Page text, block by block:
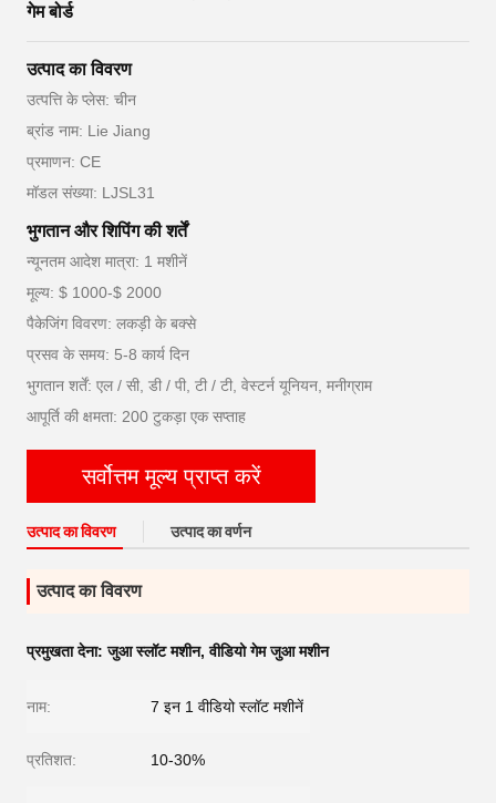
गेम बोर्ड
उत्पाद का विवरण
उत्पत्ति के प्लेस: चीन
ब्रांड नाम: Lie Jiang
प्रमाणन: CE
मॉडल संख्या: LJSL31
भुगतान और शिपिंग की शर्तें
न्यूनतम आदेश मात्रा: 1 मशीनें
मूल्य: $ 1000-$ 2000
पैकेजिंग विवरण: लकड़ी के बक्से
प्रसव के समय: 5-8 कार्य दिन
भुगतान शर्तें: एल / सी, डी / पी, टी / टी, वेस्टर्न यूनियन, मनीग्राम
आपूर्ति की क्षमता: 200 टुकड़ा एक सप्ताह
सर्वोत्तम मूल्य प्राप्त करें
उत्पाद का विवरण उत्पाद का वर्णन
उत्पाद का विवरण
प्रमुखता देना:जुआ स्लॉट मशीन,वीडियो गेम जुआ मशीन
नाम: 7 इन 1 वीडियो स्लॉट मशीनें
प्रतिशत: 10-30%